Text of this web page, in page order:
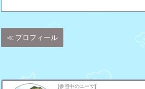
プロフィール
[参照中のユーザ]